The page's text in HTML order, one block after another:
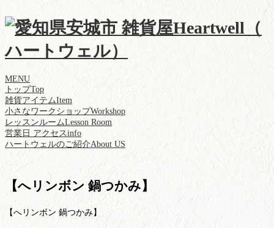
MENU
トップTop
雑貨アイテムItem
小さなワークショップWorkshop
レッスンルームLesson Room
営業日 アクセスinfo
ハートウェルのご紹介About US
【へリンボン 鍋つかみ】
【へリンボン 鍋つかみ】